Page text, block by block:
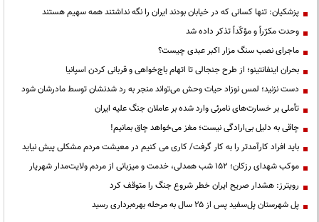
پزشکیان: تنها کسانی که در خیابان بودند ایران را نگه نداشتند همه سهیم هستند
وحدت مکرّراً و مؤکّداً تذکر داده شد
ماجرای نصب سنگ مزار اکبر عبدی چیست؟
بحران اینفانتینو؛ از طرح جنجالی تا اتهام باج‌خواهی و قربانی کردن اسپانیا
دست نزنید؛ لمس نوزاد حیات وحش می‌تواند منجر به رد شدنشان توسط مادرشان شود
تأملی بر خسارت‌های نامرئی وارد شده بر عاملان جنگ علیه ایران
چاقی به دلیل بی‌ارادگی نیست؛ مغز می‌خواهد چاق بمانیم!
باید افراد کارآمدتر را به کار گرفت/ کاری می کنیم در معیشت مردم مشکلی پیش نیاید
موکب شهدای رزکان؛ ۱۵۲ شب همدلی، خدمت و میزبانی از مردم ولایت‌مدار شهریار
رویترز: هشدار صریح ایران خطر شروع جنگ را متوقف کرد
پل شهرستان پل‌سفید پس از ۲۵ سال به مرحله بهره‌برداری رسید